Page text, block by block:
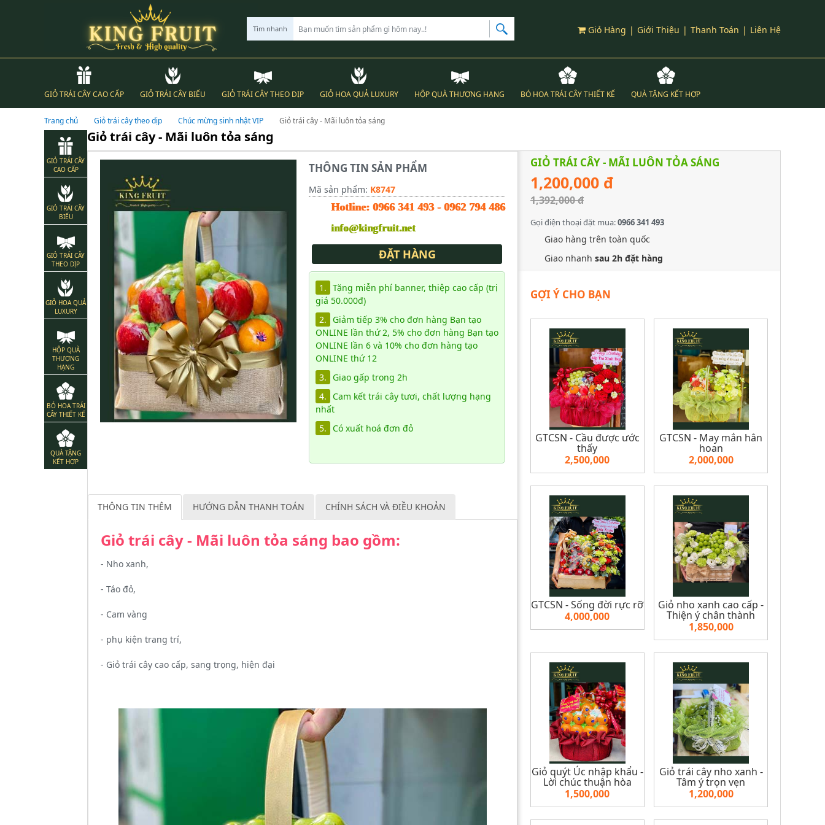
Giỏ Hàng | Giới Thiệu | Thanh Toán | Liên Hệ
Tìm nhanh
GIỎ TRÁI CÂY CAO CẤP GIỎ TRÁI CÂY BIẾU GIỎ TRÁI CÂY THEO DỊP GIỎ HOA QUẢ LUXURY HỘP QUÀ THƯỢNG HẠNG BÓ HOA TRÁI CÂY THIẾT KẾ QUÀ TẶNG KẾT HỢP
Trang chủ Giỏ trái cây theo dịp Chúc mừng sinh nhật VIP Giỏ trái cây - Mãi luôn tỏa sáng
GIỎ TRÁI CÂY
CAO CẤP
GIỎ TRÁI CÂY
BIẾU
GIỎ TRÁI CÂY
THEO DỊP
GIỎ HOA QUẢ
LUXURY
HỘP QUÀ
THƯỢNG
HẠNG
BÓ HOA TRÁI
CÂY THIẾT KẾ
QUÀ TẶNG
KẾT HỢP
Giỏ trái cây - Mãi luôn tỏa sáng
THÔNG TIN SẢN PHẨM
Mã sản phẩm: K8747
Hotline: 0966 341 493 - 0962 794 486
info@kingfruit.net
ĐẶT HÀNG
1. Tặng miễn phí banner, thiệp cao cấp (trị
giá 50.000đ)
2.
Giảm tiếp 3% cho đơn hàng Bạn tạo
ONLINE lần thứ 2, 5% cho đơn hàng Bạn tạo
ONLINE lần 6 và 10% cho đơn hàng tạo
ONLINE thứ 12
3.
Giao gấp trong 2h
4.
Cam kết trái cây tươi, chất lượng hạng
nhất
5.
Có xuất hoá đơn đỏ
THÔNG TIN THÊM HƯỚNG DẪN THANH TOÁN CHÍNH SÁCH VÀ ĐIỀU KHOẢN
Giỏ trái cây - Mãi luôn tỏa sáng bao gồm:
- Nho xanh,
- Táo đỏ,
- Cam vàng
- phụ kiện trang trí,
- Giỏ trái cây cao cấp, sang trọng, hiện đại
GIỎ TRÁI CÂY - MÃI LUÔN TỎA SÁNG
1,200,000 đ
1,392,000 đ
Gọi điện thoại đặt mua:0966 341 493
Giao hàng trên toàn quốc
Giao nhanh sau 2h đặt hàng
GỢI Ý CHO BẠN
GTCSN - Cầu được ước
thấy
2,500,000
GTCSN - May mắn hân
hoan
2,000,000
GTCSN - Sống đời rực rỡ
4,000,000
Giỏ nho xanh cao cấp -
Thiện ý chân thành
1,850,000
Giỏ quýt Úc nhập khẩu -
Lời chúc thuận hòa
1,500,000
Giỏ trái cây nho xanh -
Tâm ý trọn vẹn
1,200,000